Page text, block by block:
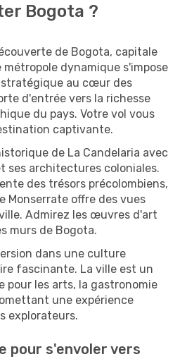
Bogota ?
de Bogota, capitale
métropole dynamique s'impose
au cœur des
d'entrée vers la richesse
du pays. Votre vol vous
captivante.
de La Candelaria avec
ses architectures coloniales.
des trésors précolombiens,
Monserrate offre des vues
Admirez les œuvres d'art
murs de Bogota.
dans une culture
fascinante. La ville est un
pour les arts, la gastronomie
une expérience
explorateurs.
pour s'envoler vers